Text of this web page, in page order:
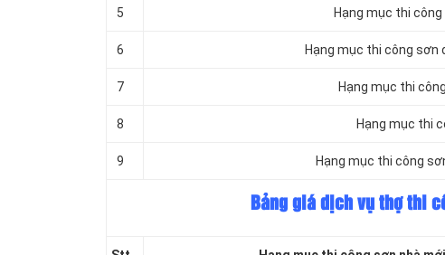
5 Hạng mục thi
6 Hạng mục thi công sơn
7 Hạng mục thi
8 Hạng mục thi
9 Hạng mục thi công
Bảng giá dịch vụ thợ thi